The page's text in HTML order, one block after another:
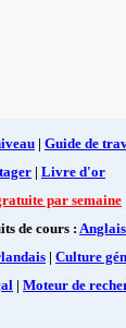
| Guide de
| Livre d'or
par semaine
de cours : Anglais
| Culture
| Moteur de